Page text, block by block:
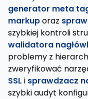
generator meta
markuporaz
szybkiej kontroli
walidatora
problemy z
zweryfikować
SSL i sprawdzacz
szybki audyt